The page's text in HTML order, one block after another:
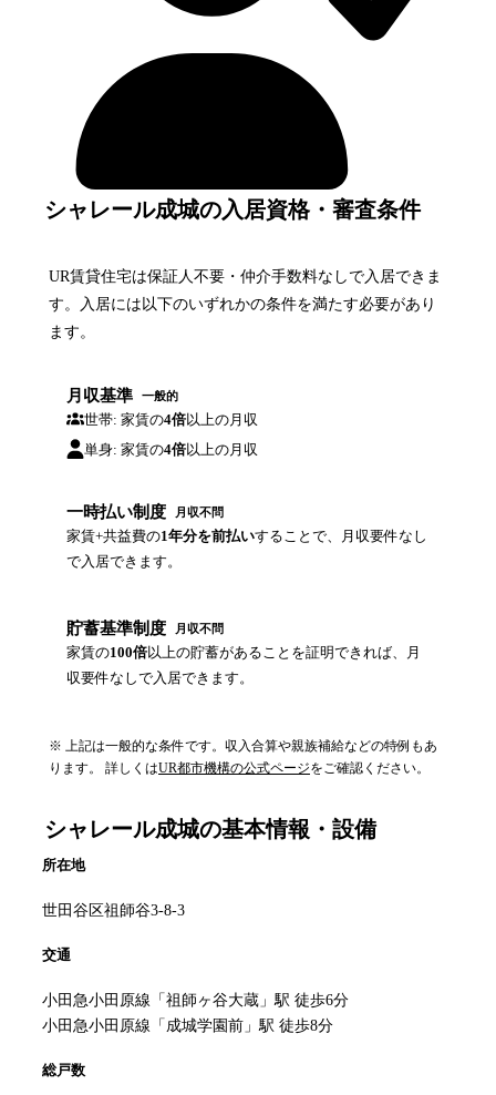
シャレール成城の入居資格・審査条件
UR賃貸住宅は保証人不要・仲介手数料なしで入居できま
す。入居には以下のいずれかの条件を満たす必要があり
ます。
月収基準 一般的
世帯: 家賃の4倍以上の月収
単身: 家賃の4倍以上の月収
一時払い制度 月収不問
家賃+共益費の1年分を前払いすることで、月収要件なし
で入居できます。
貯蓄基準制度 月収不問
家賃の100倍以上の貯蓄があることを証明できれば、月
収要件なしで入居できます。
※ 上記は一般的な条件です。収入合算や親族補給などの特例もあ
ります。 詳しくはUR都市機構の公式ページをご確認ください。
シャレール成城の基本情報・設備
所在地
世田谷区祖師谷3-8-3
交通
小田急小田原線「祖師ヶ谷大蔵」駅 徒歩6分
小田急小田原線「成城学園前」駅 徒歩8分
総戸数